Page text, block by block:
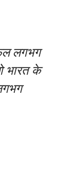
लगभग
भारत के